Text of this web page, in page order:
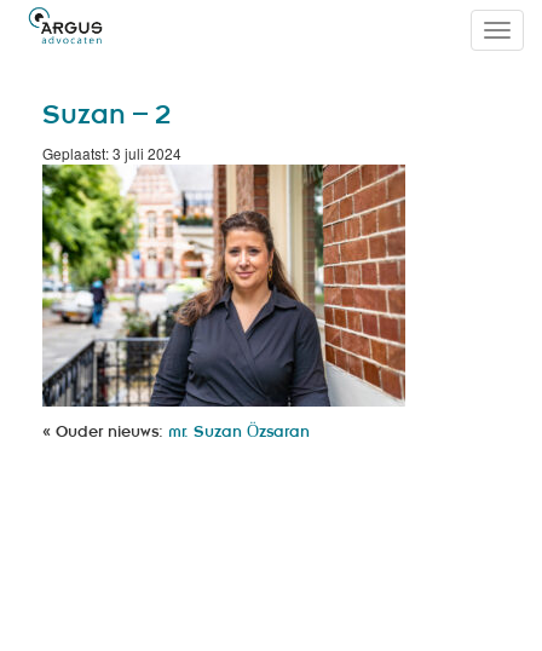
Suzan – 2
Geplaatst: 3 juli 2024
« Ouder nieuws: mr. Suzan Ӧzsaran